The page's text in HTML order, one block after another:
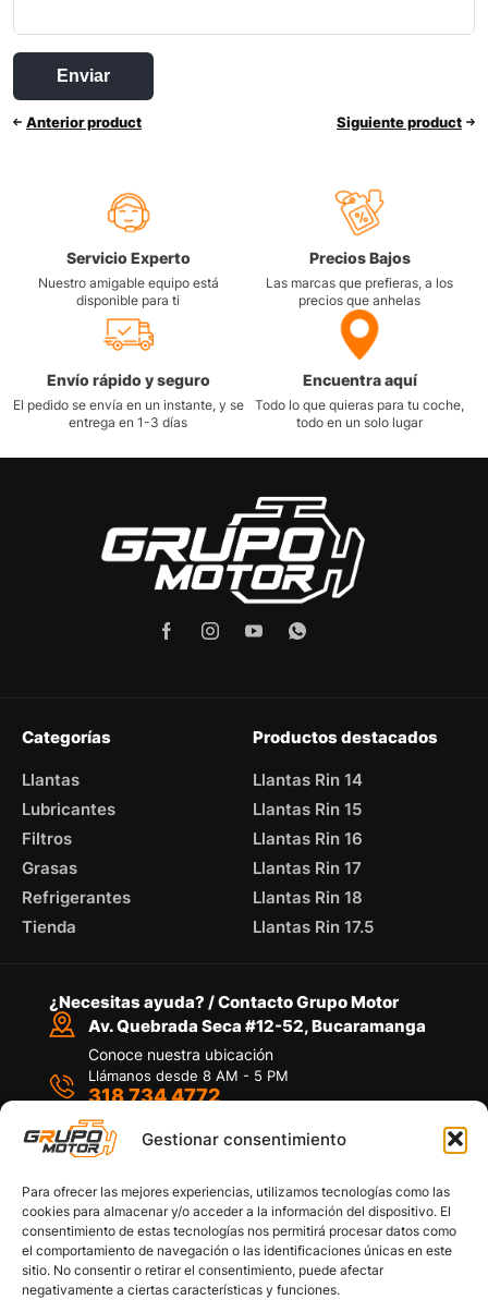
Gestionar consentimiento
Para ofrecer las mejores experiencias, utilizamos tecnologías como las
cookies para almacenar y/o acceder a la información del dispositivo. El
consentimiento de estas tecnologías nos permitirá procesar datos como
el comportamiento de navegación o las identificaciones únicas en este
sitio. No consentir o retirar el consentimiento, puede afectar
negativamente a ciertas características y funciones.
Anterior product Siguiente product
Servicio Experto
Nuestro amigable equipo está
disponible para ti
Precios Bajos
Las marcas que prefieras, a los
precios que anhelas
Envío rápido y seguro
El pedido se envía en un instante, y se
entrega en 1-3 días
Encuentra aquí
Todo lo que quieras para tu coche,
todo en un solo lugar
Categorías
Llantas
Lubricantes
Filtros
Grasas
Refrigerantes
Tienda
Productos destacados
Llantas Rin 14
Llantas Rin 15
Llantas Rin 16
Llantas Rin 17
Llantas Rin 18
Llantas Rin 17.5
¿Necesitas ayuda? / Contacto Grupo Motor
Av. Quebrada Seca #12-52, Bucaramanga
Conoce nuestra ubicación
Llámanos desde 8 AM - 5 PM
318 734 4772
Por medio de WhatsApp
Políticas de privacidad